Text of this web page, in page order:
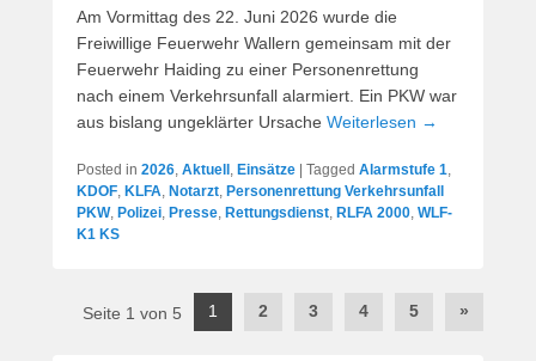
Am Vormittag des 22. Juni 2026 wurde die
Freiwillige Feuerwehr Wallern gemeinsam mit der
Feuerwehr Haiding zu einer Personenrettung
nach einem Verkehrsunfall alarmiert. Ein PKW war
aus bislang ungeklärter Ursache Weiterlesen →
Posted in 2026, Aktuell , Einsätze Tagged Alarmstufe 1,
KDOF, KLFA, Notarzt, Personenrettung Verkehrsunfall
PKW, Polizei, Presse, Rettungsdienst, RLFA 2000, WLF-
K1 KS
PostSeite 1 von 5 1 2 3 4 5 »